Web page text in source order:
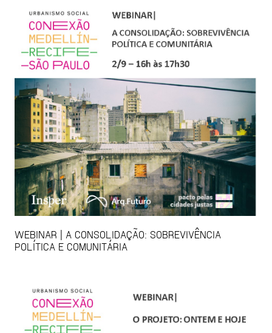
WEBINAR | A CONSOLIDAÇÃO: SOBREVIVÊNCIA
POLÍTICA E COMUNITÁRIA